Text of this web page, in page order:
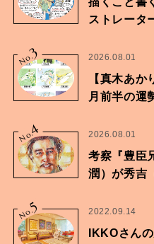
ストレータ
No.
3 2026.08.01
【真木あ
月前半の運
No.
4 2026.08.01
考察『豊臣
潤）が秀吉
No.
5 2022.09.14
IKKOさん